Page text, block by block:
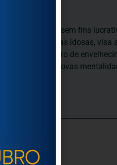
Social sem fins
e às pessoas idosas, visa
num quadro de
promove novas